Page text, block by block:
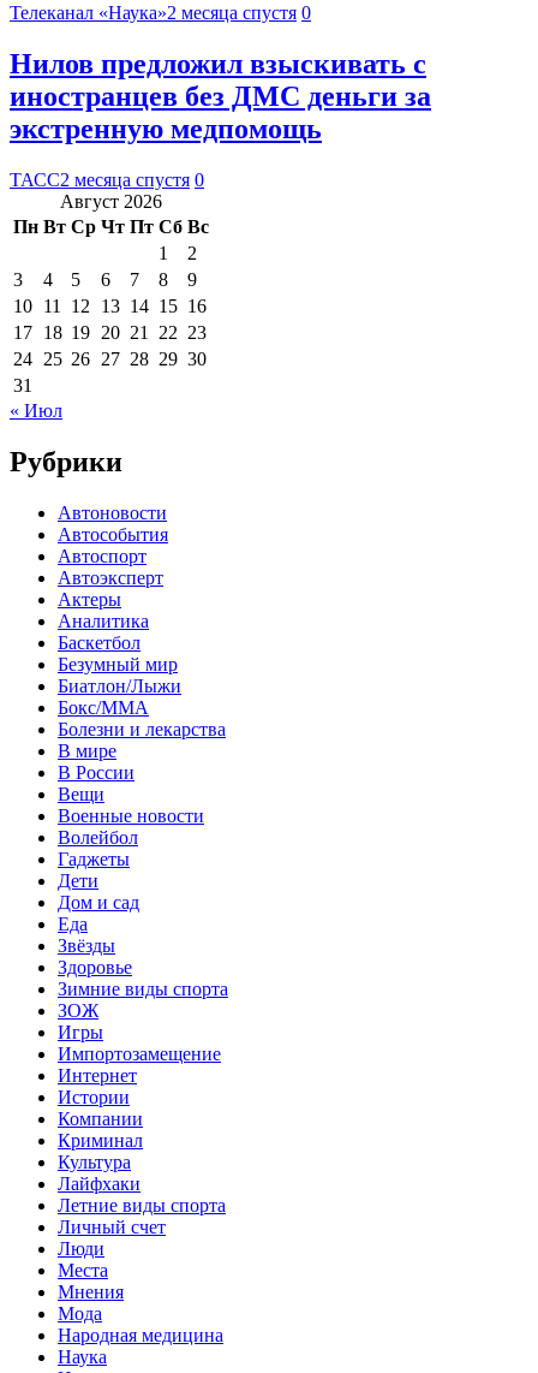
Телеканал «Наука»2 месяца спустя 0
Нилов предложил взыскивать с
иностранцев без ДМС деньги за
экстренную медпомощь
ТАСС2 месяца спустя 0
Август 2026
Пн Вт Ср Чт Пт Сб Вс
1
2
3
4 5 6 7 8
9
10 11 12 13 14 15 16
17 18 19 20 21 22 23
24 25 26 27 28 29 30
31
« Июл
Рубрики
Автоновости
Автособытия
Автоспорт
Автоэксперт
Актеры
Аналитика
Баскетбол
Безумный мир
Биатлон/Лыжи
Бокс/MMA
Болезни и лекарства
В мире
В России
Вещи
Военные новости
Волейбол
Гаджеты
Дети
Дом и сад
Еда
Звёзды
Здоровье
Зимние виды спорта
ЗОЖ
Игры
Импортозамещение
Интернет
Истории
Компании
Криминал
Культура
Лайфхаки
Летние виды спорта
Личный счет
Люди
Места
Мнения
Мода
Народная медицина
Наука